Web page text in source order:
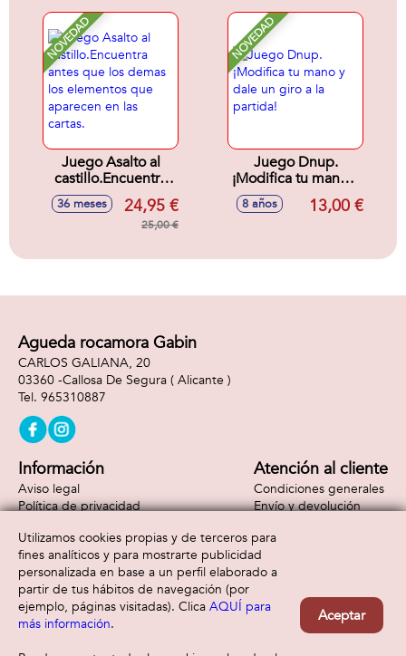
jugadores y campo
de juego.
NOVEDAD
Juego Asalto al
castillo.Encuentra
antes que los
demas los
elementos que
cartas.
36 meses 24,95 €
25,00 €
NOVEDAD
Juego Dnup.
¡Modifica tu mano y
dale un giro a la
partida!
8 años 13,00 €
Agueda rocamora Gabin
CARLOS GALIANA, 20
03360 -Callosa De Segura ( Alicante )
965310887
Información
Aviso legal
Política de privacidad
Atención al cliente
Condiciones generales
Envío y devolución
Formas de pago
Utilizamos cookies propias y de terceros para
fines analíticos y para mostrarte publicidad
personalizada en base a un perfil elaborado a
partir de tus hábitos de navegación (por
ejemplo, páginas visitadas). Clica AQUÍ para
más información.
Aceptar